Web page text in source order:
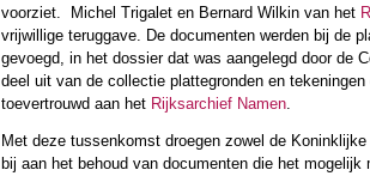
voorziet. Michel Trigalet en Bernard Wilkin van het
vrijwillige teruggave. De documenten werden bij de
gevoegd, in het dossier dat was aangelegd door de
deel uit van de collectie plattegronden en
toevertrouwd aan het Rijksarchief Namen
Met deze tussenkomst droegen zowel de
bij aan het behoud van documenten die het